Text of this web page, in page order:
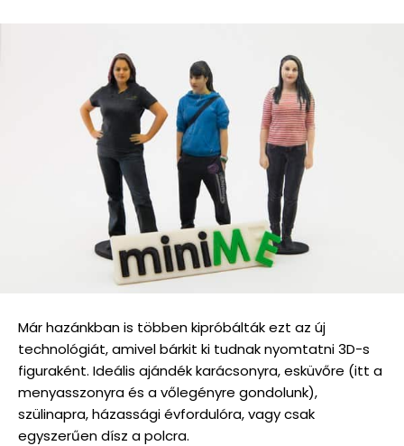
Már hazánkban is többen kipróbálták ezt az új
technológiát, amivel bárkit ki tudnak nyomtatni 3D-s
figuraként. Ideális ajándék karácsonyra, esküvőre (itt a
menyasszonyra és a vőlegényre gondolunk),
szülinapra, házassági évfordulóra, vagy csak
egyszerűen dísz a polcra.